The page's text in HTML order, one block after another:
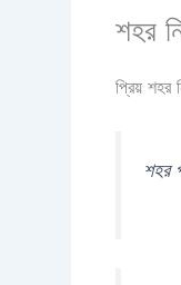
শহর
প্রিয় শহর
শহর